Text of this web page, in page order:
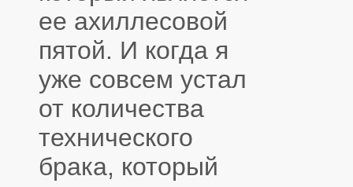
ее ахиллесовой
пятой. И когда я
уже совсем устал
от количества
технического
брака, который